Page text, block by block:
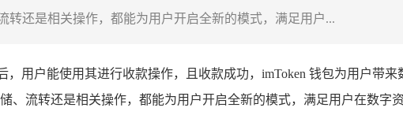
还是相关操作，都能为用户开启全新的模式，满足用户...
，用户能使用其进行收款操作，且收款成功，imToken 钱包为用户带
流转还是相关操作，都能为用户开启全新的模式，满足用户在数字资